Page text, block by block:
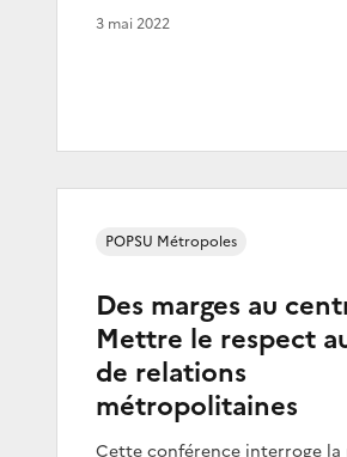
3 mai 2022
Des marges au
Mettre le respect
de relations
métropolitaines
Cette conférence interroge la
POPSU Métropoles